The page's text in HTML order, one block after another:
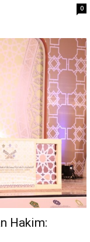
0
Hakim: